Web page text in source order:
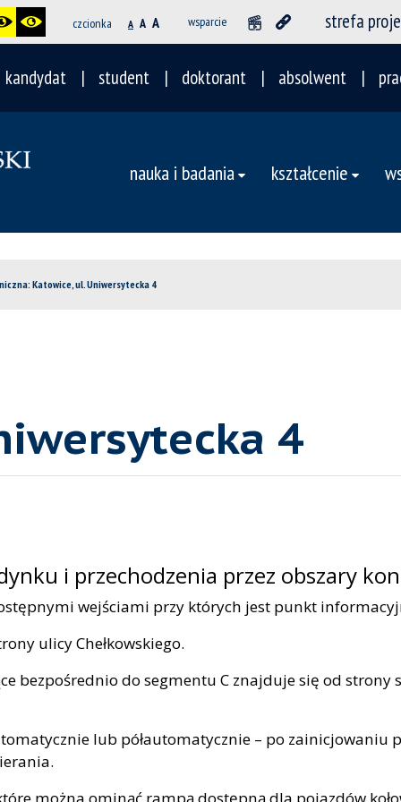
czcionka A A A wsparcie strefa
kandydat student doktorant absolwent
nauka i badania kształcenie
Katowice, ul. Uniwersytecka 4
4
i przechodzenia przez obszary
wejściami przy których jest punkt
ulicy Chełkowskiego.
bezpośrednio do segmentu C znajduje się od strony
lub półautomatycznie – po zainicjowaniu